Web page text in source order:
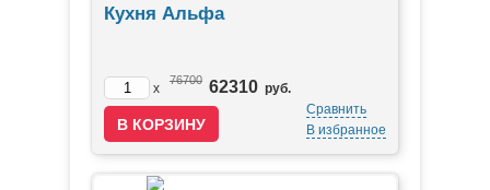
Кухня Альфа
x
76700 62310 руб.
Сравнить
В избранное